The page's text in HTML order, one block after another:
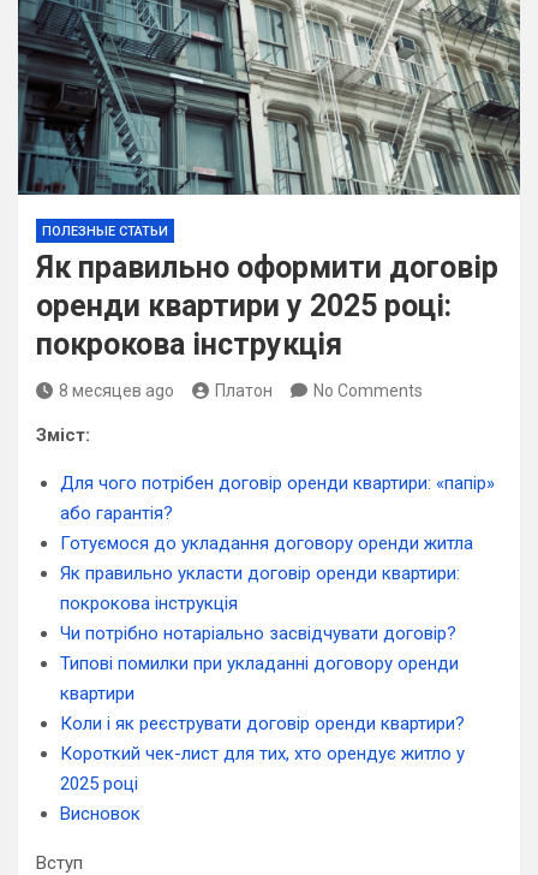
ПОЛЕЗНЫЕ СТАТЬИ
Як правильно оформити договір
оренди квартири у 2025 році:
покрокова інструкція
8 месяцев ago Платон No Comments
Зміст:
Для чого потрібен договір оренди квартири: «папір»
або гарантія?
Готуємося до укладання договору оренди житла
Як правильно укласти договір оренди квартири:
покрокова інструкція
Чи потрібно нотаріально засвідчувати договір?
Типові помилки при укладанні договору оренди
квартири
Коли і як реєструвати договір оренди квартири?
Короткий чек-лист для тих, хто орендує житло у
2025 році
Висновок
Вступ